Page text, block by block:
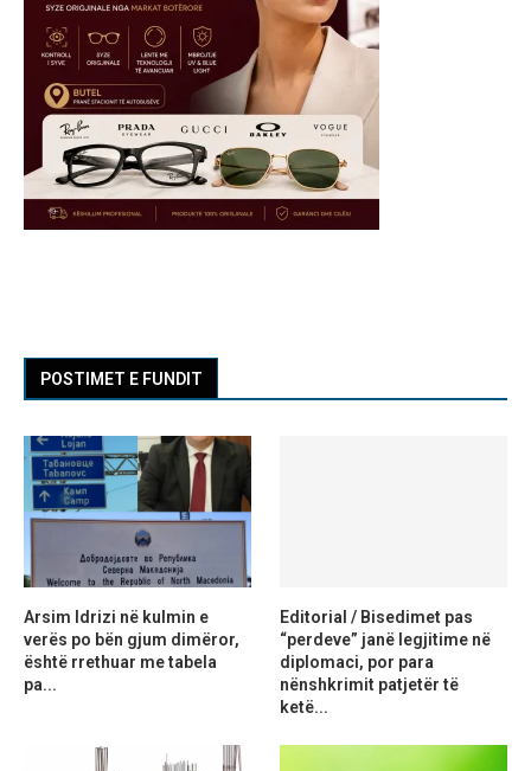
POSTIMET E FUNDIT
Arsim Idrizi në kulmin e
verës po bën gjum dimëror,
është rrethuar me tabela
pa...
Editorial / Bisedimet pas
“perdeve” janë legjitime në
diplomaci, por para
nënshkrimit patjetër të
ketë...